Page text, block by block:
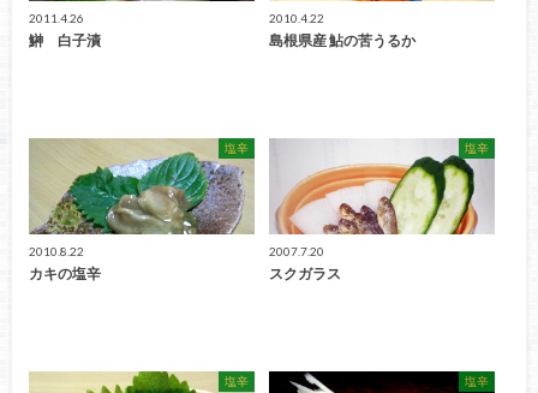
2011.4.26
鰰 白子漬
2010.4.22
島根県産 鮎の苦うるか
塩辛
2010.8.22
カキの塩辛
塩辛
2007.7.20
スクガラス
塩辛 塩辛